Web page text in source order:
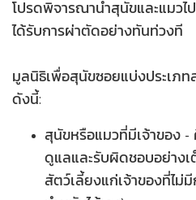
ปฏิบัติอย่างไร
(Phuket)
หากมูลนิธิฯ จำเป็นต้องส่งตัวสั
นอก ซึ่งจะเป็นคลินิกที่มีอยู่ใน
ทราบว่า คลินิกจะไม่รับตัวสัตว์
ตรวจสอบและอนุมัติการรับตัว
มูลนิธิฯ ไม่มีทรัพยากรที่จะดำเ
8.00น. ถึง 17.00น.) แต่หากคุ
แท็กซี่สัตว์เลี้ยง หรือคลินิกใกล้
โปรดพิจารณานำสุนัขและแมว
ได้รับการผ่าตัดอย่างทันท่วงที
มูลนิธิเพื่อสุนัขซอยแบ่งประเภท
ดังนี้:
สุนัขหรือแมวที่มีเจ้าของ -
ดูแลและรับผิดชอบอย่าง
สัตว์เลี้ยงแก่เจ้าของที่ไม่